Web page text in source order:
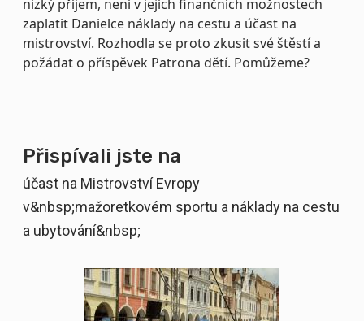
Přispívali jste na
účast na Mistrovství Evropy
v&nbsp;mažoretkovém sportu a náklady na cestu
a ubytování&nbsp;
nízký příjem, není v jejích finančních možnostech
zaplatit Danielce náklady na cestu a účast na
mistrovství. Rozhodla se proto zkusit své štěstí a
požádat o příspěvek Patrona dětí. Pomůžeme?